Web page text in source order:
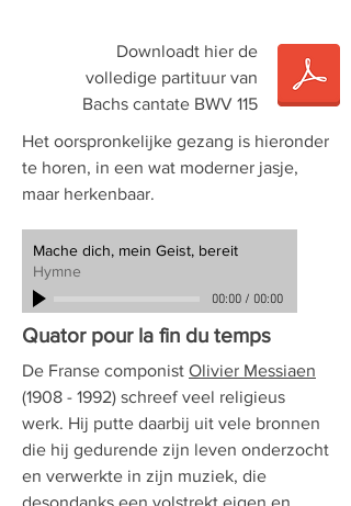
Downloadt hier de
volledige partituur van
Bachs cantate BWV 115
Het oorspronkelijke gezang is hieronder
te horen, in een wat moderner jasje,
maar herkenbaar.
Mache dich, mein Geist, bereit
Hymne
00:00/ 00:00
Quator pour la fin du temps
De Franse componist Olivier Messiaen
(1908 - 1992) schreef veel religieus
werk. Hij putte daarbij uit vele bronnen
die hij gedurende zijn leven onderzocht
en verwerkte in zijn muziek, die
desondanks een volstrekt eigen en